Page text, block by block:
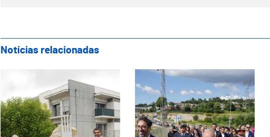
Notícias relacionadas
Património e Indústria em Guimarães: Inaugurado
Serzedelo inaugura nova